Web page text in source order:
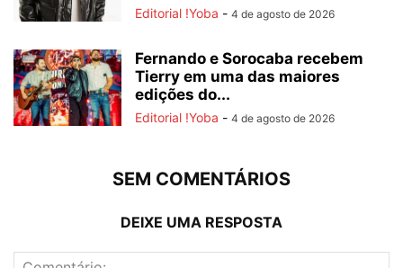
Editorial !Yoba - 4 de agosto de 2026
Fernando e Sorocaba recebem
Tierry em uma das maiores
edições do...
Editorial !Yoba - 4 de agosto de 2026
SEM COMENTÁRIOS
DEIXE UMA RESPOSTA